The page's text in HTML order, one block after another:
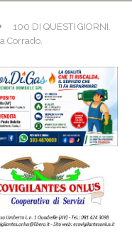
100 DI QUESTI GIORNI.
Corrado.